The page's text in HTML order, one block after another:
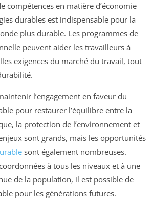
compétences en matière d’économie
durables est indispensable pour la
plus durable. Les programmes de
peuvent aider les travailleurs à
exigences du marché du travail, tout
l’engagement en faveur du
pour restaurer l’équilibre entre la
la protection de l’environnement et
sont grands, mais les opportunités
sont également nombreuses.
à tous les niveaux et à une
de la population, il est possible de
pour les générations futures.